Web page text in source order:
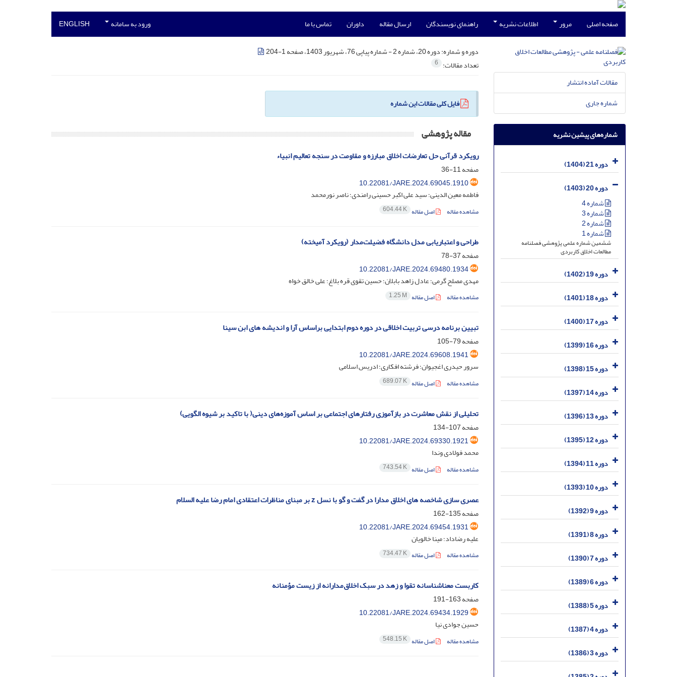
صفحه اصلی مرور اطلاعات نشریه راهنمای نویسندگان ارسال مقاله داوران تماس با ما ورود به سامانه ENGLISH
دوره و شماره:دوره 20، شماره 2 - شماره پیاپی 76، شهریور 1403، صفحه 1-204
تعداد مقالات: 6
فایل کلی مقالات این شماره
مقاله پژوهشی
رویکرد قرآنی حل تعارضات اخلاق مبارزه و مقاومت در سنجه تعالیم انبیاء
صفحه11-36
10.22081/JARE.2024.69045.1910
فاطمه معین الدینی؛ سید علی اکبر حسینی رامندی؛ ناصر نورمحمد
مشاهده مقاله اصل مقاله 604.44 K
طراحی و اعتباریابی مدل دانشگاه‌ فضیلت‌مدار (رویکرد آمیخته)
صفحه37-78
10.22081/JARE.2024.69480.1934
مهدی مصلح گرمی؛ عادل زاهد بابلان؛ حسین تقوی قره بلاغ؛ علی خالق خواه
مشاهده مقاله اصل مقاله 1.25 M
تبیین برنامه درسی تربیت اخلاقی در دوره دوم ابتدایی براساس آرا و اندیشه های ابن سینا
صفحه79-105
10.22081/JARE.2024.69608.1941
سرور حیدری اغجیوان؛ فرشته افکاری؛ ادریس اسلامی
مشاهده مقاله اصل مقاله 689.07 K
تحلیلی از نقش معاشرت در بازآموزی رفتارهای اجتماعی بر اساس آموزه‌های دینی( با تاکید بر شیوه الگویی)
صفحه107-134
10.22081/JARE.2024.69330.1921
محمد فولادی وندا
مشاهده مقاله اصل مقاله 743.54 K
عصری سازی شاخصه های اخلاق مدارا در گفت و گو با نسل z بر مبنای مناظرات اعتقادی امام رضا علیه السلام
صفحه135-162
10.22081/JARE.2024.69454.1931
علیه رضاداد؛ مینا خالویان
مشاهده مقاله اصل مقاله 734.47 K
کاربست معناشناسانه تقوا و زهد در سبک اخلاق‌مدارانه از زیست مؤمنانه
صفحه163-191
10.22081/JARE.2024.69434.1929
حسین جوادی نیا
مشاهده مقاله اصل مقاله 548.15 K
مقالات آماده انتشار
شماره جاری
شماره‌های پیشین نشریه
دوره 21 (1404)
دوره 20 (1403)
شماره 4
شماره 3
شماره 2
شماره 1
ششمین شماره علمی پژوهشی فصلنامه
مطالعات اخلاق کاربردی
دوره 19 (1402)
دوره 18 (1401)
دوره 17 (1400)
دوره 16 (1399)
دوره 15 (1398)
دوره 14 (1397)
دوره 13 (1396)
دوره 12 (1395)
دوره 11 (1394)
دوره 10 (1393)
دوره 9 (1392)
دوره 8 (1391)
دوره 7 (1390)
دوره 6 (1389)
دوره 5 (1388)
دوره 4 (1387)
دوره 3 (1386)